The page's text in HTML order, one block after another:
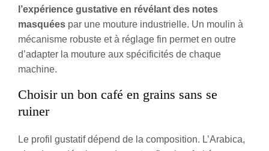
l’expérience gustative en révélant des notes
masquées par une mouture industrielle. Un moulin à
mécanisme robuste et à réglage fin permet en outre
d’adapter la mouture aux spécificités de chaque
machine.
Choisir un bon café en grains sans se
ruiner
Le profil gustatif dépend de la composition. L’Arabica,